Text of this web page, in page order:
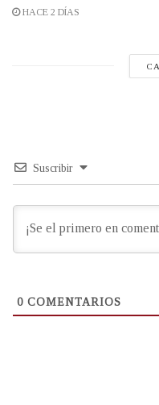
HACE 2 DÍAS
Suscribir
0 COMENTARIOS